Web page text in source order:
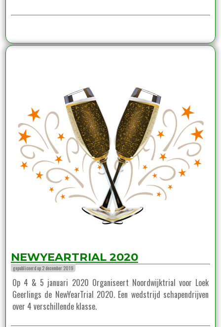
NEWYEARTRIAL 2020
gepubliceerd op 2 december 2019
Op 4 & 5 januari 2020 Organiseert Noordwijktrial voor Loek
Geerlings de NewYearTrial 2020. Een wedstrijd schapendrijven
over 4 verschillende klasse.